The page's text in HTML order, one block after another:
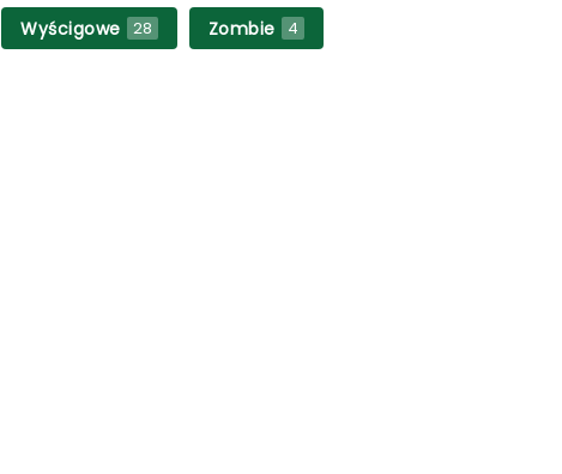
Wyścigowe 28 Zombie 4